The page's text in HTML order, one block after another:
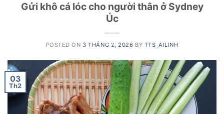
Gửi khô cá lóc cho người thân ở Sydney
Úc
POSTED ON 3 THÁNG 2, 2026 BY TTS_AILINH
03
Th2